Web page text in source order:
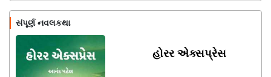
સંપૂર્ણ નવલકથા
હોરર એક્સપ્રેસ